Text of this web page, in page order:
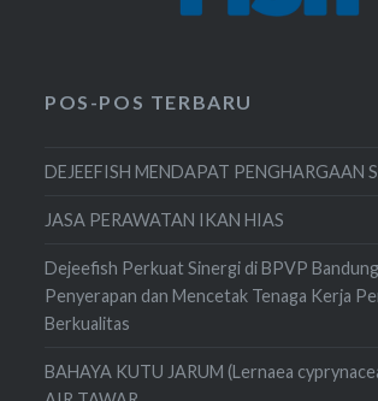
POS-POS TERBARU
DEJEEFISH MENDAPAT PENGHARGAAN
JASA PERAWATAN IKAN HIAS
Dejeefish Perkuat Sinergi di BPVP
Penyerapan dan Mencetak Tenaga Kerja
Berkualitas
BAHAYA KUTU JARUM (Lernaea